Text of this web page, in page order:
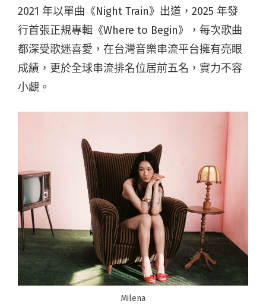
2021 年以單曲《Night Train》出道，2025 年發
行首張正規專輯《Where to Begin》，每次歌曲
都深受歌迷喜愛，在台灣音樂串流平台擁有亮眼
成績，更於全球串流排名位居前五名，實力不容
小覷。
Milena